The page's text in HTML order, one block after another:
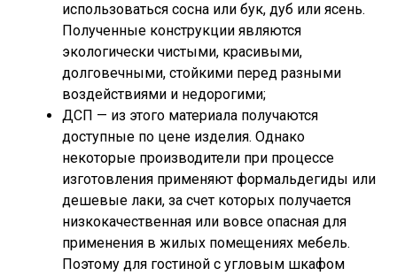
использоваться сосна или бук, дуб или ясень.
Полученные конструкции являются
экологически чистыми, красивыми,
долговечными, стойкими перед разными
воздействиями и недорогими;
ДСП — из этого материала получаются
доступные по цене изделия. Однако
некоторые производители при процессе
изготовления применяют формальдегиды или
дешевые лаки, за счет которых получается
низкокачественная или вовсе опасная для
применения в жилых помещениях мебель.
Поэтому для гостиной с угловым шкафом